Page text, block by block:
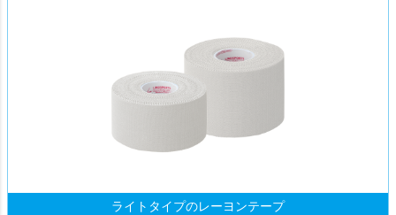
ライトタイプのレーヨンテープ